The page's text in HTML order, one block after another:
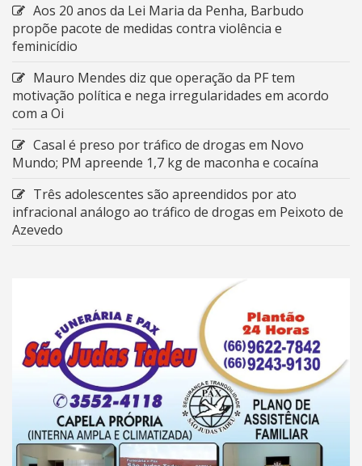
Aos 20 anos da Lei Maria da Penha, Barbudo
propõe pacote de medidas contra violência e
feminicídio
Mauro Mendes diz que operação da PF tem
motivação política e nega irregularidades em acordo
com a Oi
Casal é preso por tráfico de drogas em Novo
Mundo; PM apreende 1,7 kg de maconha e cocaína
Três adolescentes são apreendidos por ato
infracional análogo ao tráfico de drogas em Peixoto de
Azevedo